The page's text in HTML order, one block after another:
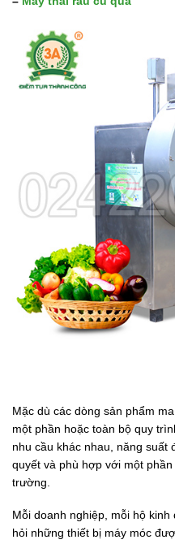
Mặc dù các dòng sản phẩm
một phần hoặc toàn bộ quy
nhu cầu khác nhau, năng
quyết và phù hợp với một
trường.
Mỗi doanh nghiệp, mỗi hộ
hỏi những thiết bị máy móc